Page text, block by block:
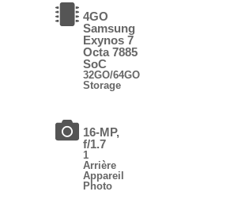
4GO
Samsung
Exynos 7
Octa 7885
SoC
32GO/64GO
Storage
16-MP,
f/1.7
1
Arrière
Appareil
Photo